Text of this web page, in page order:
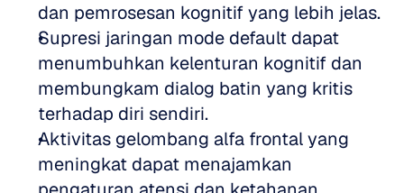
dan pemrosesan kognitif yang lebih jelas.
Supresi jaringan mode default dapat
menumbuhkan kelenturan kognitif dan
membungkam dialog batin yang kritis
terhadap diri sendiri.
Aktivitas gelombang alfa frontal yang
meningkat dapat menajamkan